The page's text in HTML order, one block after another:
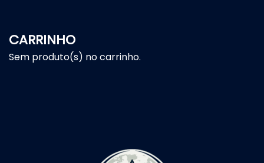
CARRINHO
Sem produto(s) no carrinho.